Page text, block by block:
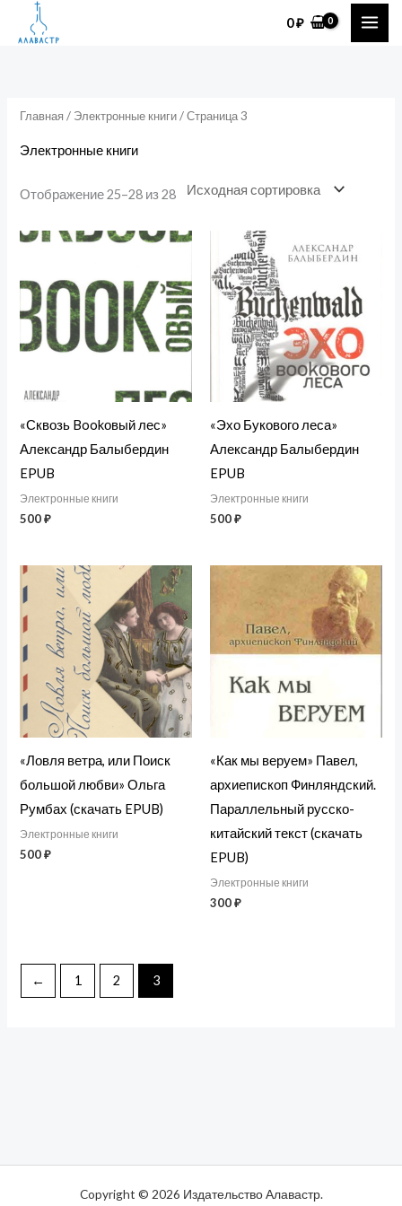
Перейти
0₽
Главная / Электронные книги/ Страница 3
Электронные книги
Отображение 25–28 из 28
«Сквозь Bookовый лес»
Александр Балыбердин
EPUB
Электронные книги
500₽
«Эхо Букового леса»
Александр Балыбердин
EPUB
Электронные книги
500₽
«Ловля ветра, или Поиск
большой любви» Ольга
Румбах (скачать EPUB)
Электронные книги
500₽
«Как мы веруем» Павел,
архиепископ Финляндский.
Параллельный русско-
китайский текст (скачать
EPUB)
Электронные книги
300₽
← 1 2 3
Copyright © 2026 Издательство Алавастр.